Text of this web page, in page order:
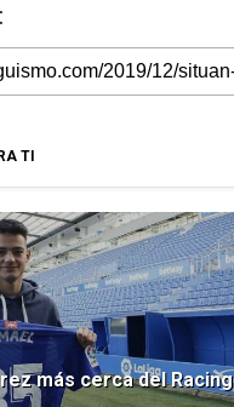
TI
más cerca del Racing